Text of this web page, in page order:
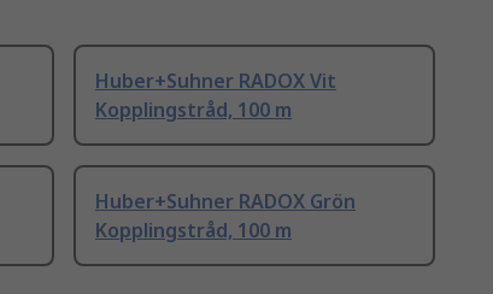
Huber+Suhner RADOX Vit
Kopplingstråd, 100 m
Huber+Suhner RADOX Grön
Kopplingstråd, 100 m